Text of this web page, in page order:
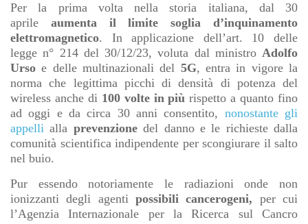
Per la prima volta nella storia italiana, dal 30
aprile aumenta il limite soglia d’inquinamento
elettromagnetico. In applicazione dell’art. 10 delle
legge n° 214 del 30/12/23, voluta dal ministro Adolfo
Urso e delle multinazionali del 5G, entra in vigore la
norma che legittima picchi di densità di potenza del
wireless anche di 100 volte in più rispetto a quanto fino
ad oggi e da circa 30 anni consentito, nonostante gli
appelli alla prevenzionedel danno e le richieste dalla
comunità scientifica indipendente per scongiurare il salto
nel buio.
Pur essendo notoriamente le radiazioni onde non
ionizzanti degli agenti possibili cancerogeni, per cui
l’Agenzia Internazionale per la Ricerca sul Cancro